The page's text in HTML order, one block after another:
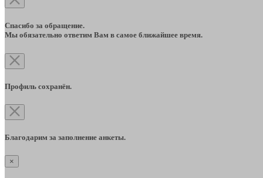
Спасибо за обращение.
Мы обязательно ответим Вам в самое ближайшее время.
Профиль сохранён.
Благодарим за заполнение анкеты.
×